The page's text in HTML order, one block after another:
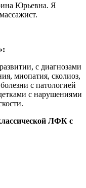
Юрьевна. Я
с диагнозами
миопатия, сколиоз,
с патологией
с нарушениями
ЛФК с